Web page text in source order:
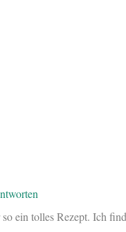
ein tolles Rezept. Ich